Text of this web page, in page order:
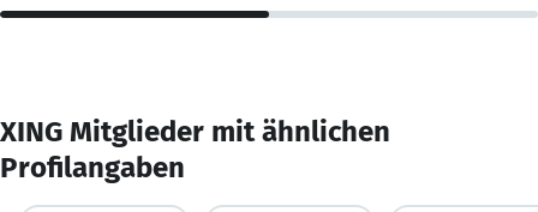
XING Mitglieder mit ähnlichen
Profilangaben